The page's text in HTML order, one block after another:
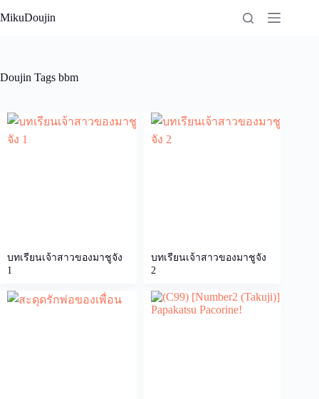
to
MikuDoujin
Doujin Tags bbm
บทเรียนเจ้าสาวของมาชูจัง
1
บทเรียนเจ้าสาวของมาชูจัง
2